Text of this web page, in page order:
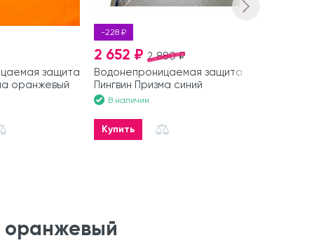
защита
оранжевый
-228 ₽
2 880 ₽
2 652 ₽
Водонепроницаемая защита
Пингвин Призма синий
В наличии
Купить
оранжевый